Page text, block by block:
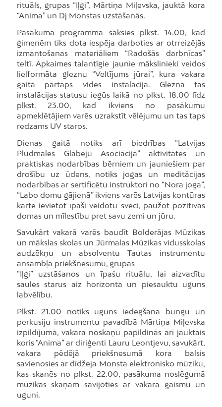
rituāls, grupas “Iļģi”, Mārtiņa Miļevska, jauktā kora
“Anima” un Dj Monstas uzstāšanās.
Pasākuma programma sāksies plkst. 14.00, kad
ģimenēm tiks dota iespēja darboties ar otrreizējās
izmantošanas materiāliem “Radošās darbnīcas”
teltī. Apkaimes talantīgie jaunie mākslinieki veidos
lielformāta gleznu “Veltījums jūrai”, kura vakara
gaitā pārtaps vides instalācijā. Glezna tās
instalācijas statusu iegūs laikā no plkst. 18.00 līdz
plkst. 23.00, kad ikviens no pasākumu
apmeklētājiem varēs uzrakstīt vēlējumu un tas taps
redzams UV staros.
Dienas gaitā notiks arī biedrības “Latvijas
Pludmales Glābēju Asociācija” aktivitātes un
praktiskas nodarbības bērniem un jauniešiem par
drošību uz ūdens, notiks jogas un meditācijas
nodarbības ar sertificētu instruktori no “Nora joga”,
“Labo domu gājienā” ikviens varēs Latvijas kontūras
kartē ievietot īpaši veidotu sveci, paužot pozitīvas
domas un mīlestību pret savu zemi un jūru.
Savukārt vakarā varēs baudīt Bolderājas Mūzikas
un mākslas skolas un Jūrmalas Mūzikas vidusskolas
audzēkņu un absolventu Tautas instrumentu
ansambļa priekšnesumu, grupas
“Iļģi” uzstāšanos un īpašu rituālu, lai aizvadītu
saules starus aiz horizonta un piesauktu uguns
labvēlību.
Plkst. 21.00 notiks uguns iedegšana bungu un
perkusiju instrumentu pavadībā Mārtiņa Miļevska
izpildījumā, vakara noskaņu papildinās arī jauktais
koris “Anima” ar diriģenti Lauru Leontjevu, savukārt,
vakara pēdējā priekšnesumā kora balsis
savienosies ar dīdžeja Monsta elektronisko mūziku,
kas skanēs no plkst. 22.00, pasākuma noslēgumā
mūzikas skaņām savijoties ar vakara gaismu un
uguni.